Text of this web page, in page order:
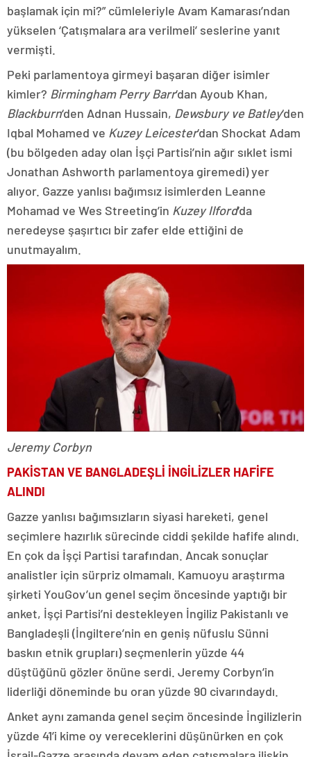
başlamak için mi?” cümleleriyle Avam Kamarası’ndan
yükselen ‘Çatışmalara ara verilmeli’ seslerine yanıt
vermişti.
Peki parlamentoya girmeyi başaran diğer isimler
kimler? Birmingham Perry Barr‘dan Ayoub Khan,
Blackburn‘den Adnan Hussain, Dewsbury ve Batley‘den
Iqbal Mohamed ve Kuzey Leicester‘dan Shockat Adam
(bu bölgeden aday olan İşçi Partisi’nin ağır sıklet ismi
Jonathan Ashworth parlamentoya giremedi) yer
alıyor. Gazze yanlısı bağımsız isimlerden Leanne
Mohamad ve Wes Streeting’in Kuzey Ilford‘da
neredeyse şaşırtıcı bir zafer elde ettiğini de
unutmayalım.
Jeremy Corbyn
PAKİSTAN VE BANGLADEŞLİ İNGİLİZLER HAFİFE
ALINDI
Gazze yanlısı bağımsızların siyasi hareketi, genel
seçimlere hazırlık sürecinde ciddi şekilde hafife alındı. ​
En çok da İşçi Partisi tarafından. Ancak sonuçlar
analistler için sürpriz olmamalı. Kamuoyu araştırma
şirketi YouGov’un genel seçim öncesinde yaptığı bir
anket, İşçi Partisi’ni destekleyen İngiliz Pakistanlı ve
Bangladeşli (İngiltere’nin en geniş nüfuslu Sünni
baskın etnik grupları) seçmenlerin yüzde 44
düştüğünü gözler önüne serdi. Jeremy Corbyn’in
liderliği döneminde bu oran yüzde 90 civarındaydı.
Anket aynı zamanda genel seçim öncesinde İngilizlerin
yüzde 41’i kime oy vereceklerini düşünürken en çok